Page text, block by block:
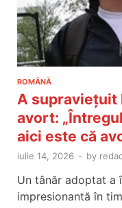
ROMÂNĂ
A supraviețuit
avort:
aici este că
iulie 14, 2026 - by
Un tânăr adoptat a
impresionantă în